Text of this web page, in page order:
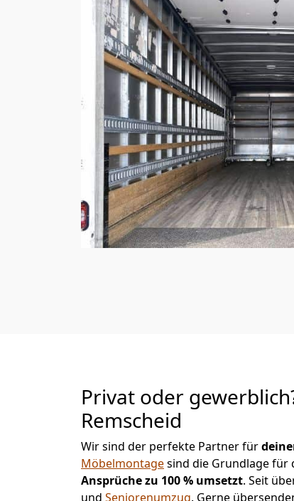
Privat oder
Remscheid
Wir sind der perfekte Partner für
Möbelmontagesind die Grundlage für
Ansprüche zu 100 % umsetzt. Seit
und Seniorenumzug. Gerne